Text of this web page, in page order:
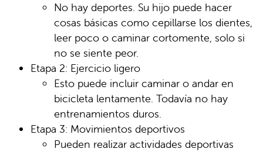
No hay deportes. Su hijo puede hacer
cosas básicas como cepillarse los dientes,
leer poco o caminar cortomente, solo si
no se siente peor.
Etapa 2: Ejercicio ligero
Esto puede incluir caminar o andar en
bicicleta lentamente. Todavía no hay
entrenamientos duros.
Etapa 3: Movimientos deportivos
Pueden realizar actividades deportivas